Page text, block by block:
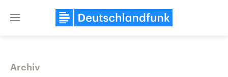
Close
Archiv